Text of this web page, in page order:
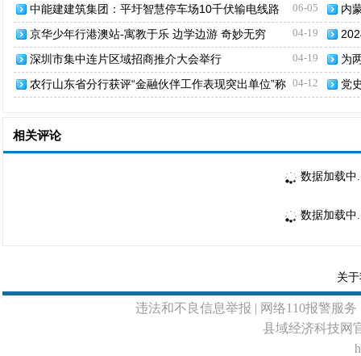
06-05
中能建建筑集团：平圩智慧停车场10千伏输电线路
成功送电
内
克
04-19
京华少年行港澳站-寓教于乐 边学边游 奇妙无穷
行
04-19
深圳市集中连片区域招商推介大会举行 为
话
04-12
农行山东省分行获评“金融伙伴工作表现突出单位”称 党
相关评论
数据加载中
数据加载中
关
违法和不良信息举报 | 网络110报警服
县域经济科技网